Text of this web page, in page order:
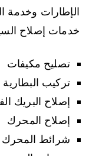
الإطارات وخدمة
خدمات إصلاح
تصليح مكيفات
تركيب البطارية
إصلاح البريك
إصلاح المحرك
شرائط المحرك